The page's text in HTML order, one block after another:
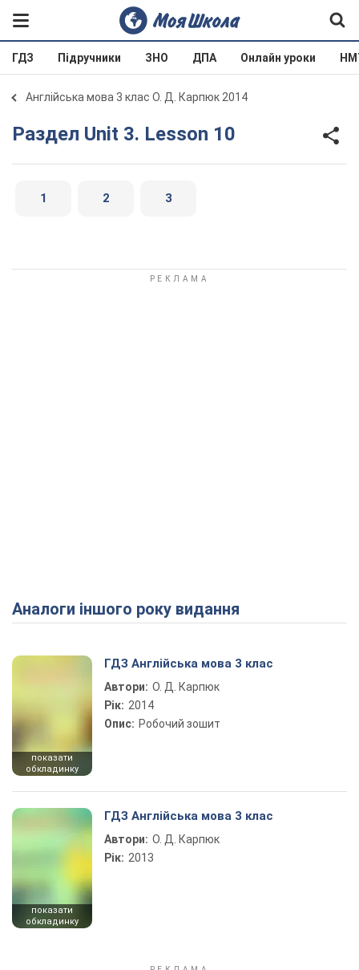
ГДЗ Підручники ЗНО ДПА Онлайн уроки
Англійська мова 3 клас О. Д. Карпюк 2014
Раздел Unit 3. Lesson 10
1 2 3
Аналоги іншого року видання
показати
обкладинку
ГДЗ Англійська мова 3 клас
Автори: О. Д. Карпюк
Рік: 2014
Опис: Робочий зошит
показати
обкладинку
ГДЗ Англійська мова 3 клас
Автори: О. Д. Карпюк
Рік: 2013